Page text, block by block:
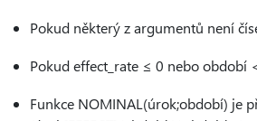
Pokud některý z argumentů není
Pokud effect_rate ≤ 0 nebo období
Funkce NOMINAL(úrok;období) je